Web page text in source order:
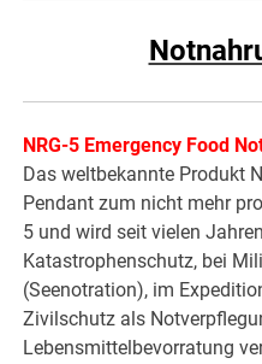
NRG-5 Emergency Food
Das weltbekannte Produkt
Pendant zum nicht mehr
5 und wird seit vielen
Katastrophenschutz, bei
(Seenotration), im
Zivilschutz als
Lebensmittelbevorratung